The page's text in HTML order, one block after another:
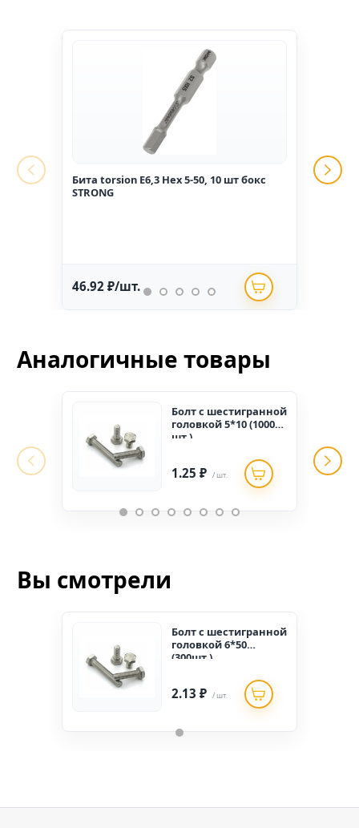
Бита torsion E6,3 Hex 5-50, 10 шт бокс
STRONG
46.92 ₽/шт.
Аналогичные товары
Болт c шестигранной
головкой 5*10 (1000
шт.)
1.25 ₽ / шт.
Вы смотрели
Болт c шестигранной
головкой 6*50
(300шт.)
2.13 ₽ / шт.